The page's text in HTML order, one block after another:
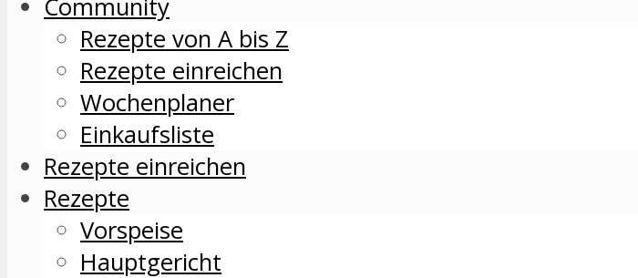
Community
Rezepte von A bis Z
Rezepte einreichen
Wochenplaner
Einkaufsliste
Rezepte einreichen
Rezepte
Vorspeise
Hauptgericht